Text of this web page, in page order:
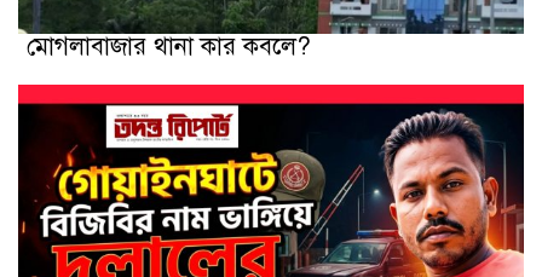
মোগলাবাজার থানা কার কবলে?